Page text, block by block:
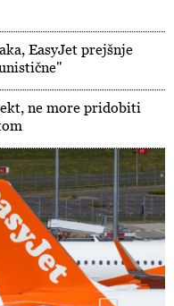
EasyJet prejšnje
ne more pridobiti